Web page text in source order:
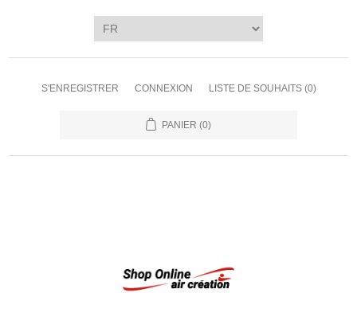
S'ENREGISTRER CONNEXION LISTE DE SOUHAITS (0)
PANIER (0)